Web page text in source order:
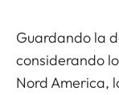
Guardando la
considerando
Nord America,